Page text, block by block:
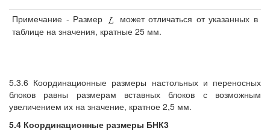
Примечание - Размер
может отличаться от указанных в
таблице на значения, кратные 25 мм.
5.3.6 Координационные размеры настольных и переносных
блоков равны размерам вставных блоков с возможным
увеличением их на значение, кратное 2,5 мм.
5.4 Координационные размеры БНК3